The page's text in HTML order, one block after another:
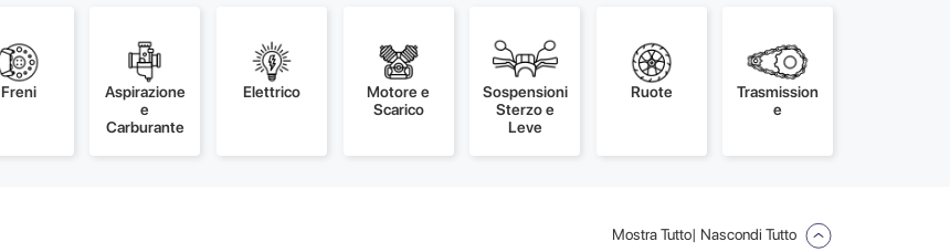
Freni
Aspirazione
e
Carburante
Elettrico
Motore e
Scarico
Sospensioni
Sterzo e
Leve
Ruote
Trasmission
e
Mostra Tutto| Nascondi Tutto